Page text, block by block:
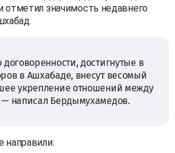
отметил значимость недавнего
достигнутые в
в Ашхабаде, внесут весомый
укрепление отношений между
написал Бердымухамедов.
направили: